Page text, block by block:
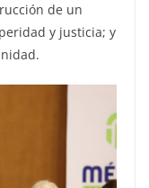
de un
y justicia; y